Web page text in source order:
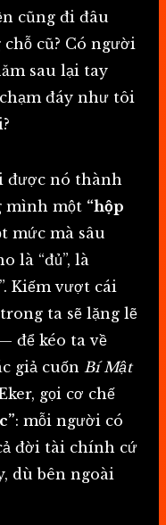
cũng đi đâu
cũ? Có người
sau lại tay
đáy như tôi
được nó thành
mình một “hộp
mức mà sâu
là “đủ”, là
Kiếm vượt cái
ta sẽ lặng lẽ
để kéo ta về
giả cuốn Bí Mật
gọi cơ chế
: mỗi người có
đời tài chính cứ
dù bên ngoài